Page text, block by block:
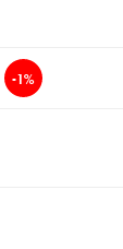
-1%